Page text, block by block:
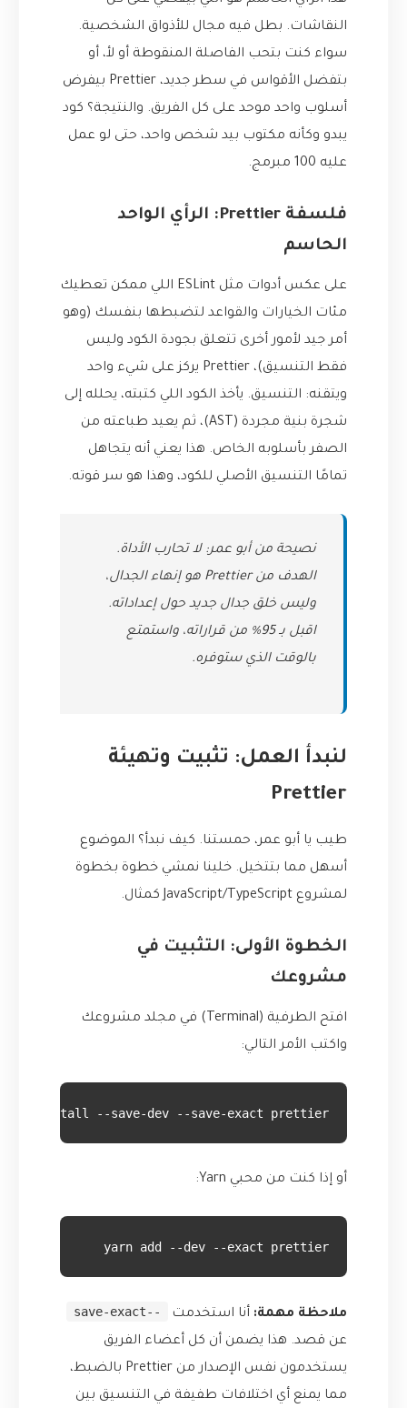
النقاشات. بطل فيه مجال للأذواق الشخصية.
سواء كنت بتحب الفاصلة المنقوطة أو لأ، أو
بتفضل الأقواس في سطر جديد، Prettier بيفرض
أسلوب واحد موحد على كل الفريق. والنتيجة؟ كود
يبدو وكأنه مكتوب بيد شخص واحد، حتى لو عمل
عليه 100 مبرمج.
فلسفة Prettier: الرأي الواحد
الحاسم
على عكس أدوات مثل ESLint اللي ممكن تعطيك
مئات الخيارات والقواعد لتضبطها بنفسك (وهو
أمر جيد لأمور أخرى تتعلق بجودة الكود وليس
فقط التنسيق)، Prettier يركز على شيء واحد
ويتقنه: التنسيق. يأخذ الكود اللي كتبته، يحلله إلى
شجرة بنية مجردة (AST)، ثم يعيد طباعته من
الصفر بأسلوبه الخاص. هذا يعني أنه يتجاهل
تمامًا التنسيق الأصلي للكود، وهذا هو سر قوته.
نصيحة من أبو عمر: لا تحارب الأداة.
الهدف من Prettier هو إنهاء الجدال،
وليس خلق جدال جديد حول إعداداته.
اقبل بـ 95% من قراراته، واستمتع
بالوقت الذي ستوفره.
لنبدأ العمل: تثبيت وتهيئة
Prettier
طيب يا أبو عمر، حمستنا. كيف نبدأ؟ الموضوع
أسهل مما بتتخيل. خلينا نمشي خطوة بخطوة
لمشروع JavaScript/TypeScript كمثال.
الخطوة الأولى: التثبيت في
مشروعك
افتح الطرفية (Terminal) في مجلد مشروعك
واكتب الأمر التالي:
npm install --save-dev --save-exact prettier
أو إذا كنت من محبي Yarn:
yarn add --dev --exact prettier
ملاحظة مهمة: أنا استخدمت --save-exact
عن قصد. هذا يضمن أن كل أعضاء الفريق
يستخدمون نفس الإصدار من Prettier بالضبط،
مما يمنع أي اختلافات طفيفة في التنسيق بين